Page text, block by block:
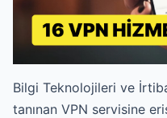
Bilgi Teknolojileri ve
tanınan VPN servisine